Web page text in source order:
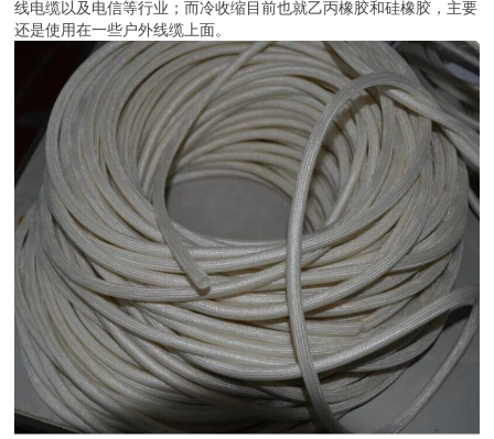
线电缆以及电信等行业；而冷收缩目前也就乙丙橡胶和硅橡胶，主要
还是使用在一些户外线缆上面。